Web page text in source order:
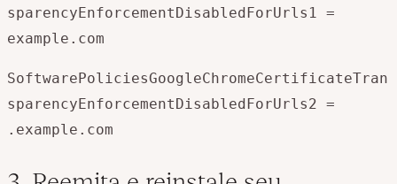
sparencyEnforcementDisabledForUrls1 =
example.com
SoftwarePoliciesGoogleChromeCertificateTran
sparencyEnforcementDisabledForUrls2 =
.example.com